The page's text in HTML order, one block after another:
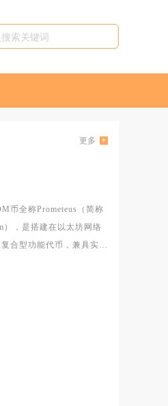
更多
币全称Prometeus（简称
），是搭建在以太坊网络
复合型功能代币，兼具实用